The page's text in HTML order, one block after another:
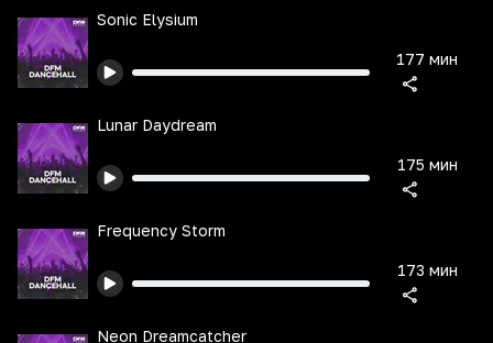
Sonic Elysium
177 мин
Lunar Daydream
175 мин
Frequency Storm
173 мин
Neon Dreamcatcher